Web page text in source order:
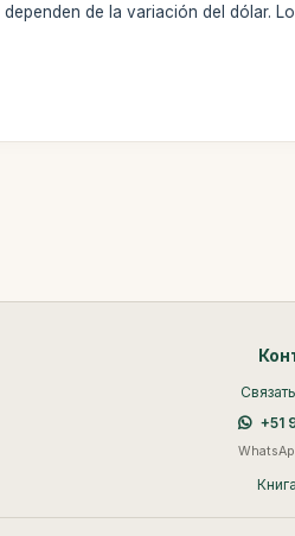
de la variación del dólar.
+51